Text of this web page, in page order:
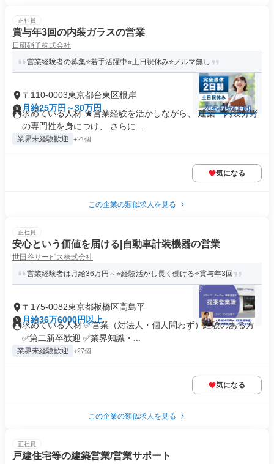
正社員
賞与年3回の内装ガラスの営業
日研硝子株式会社
営業経験者の募集⭐若手活躍中⭐土日祝休み⭐ノルマ無し
〒110-0003東京都台東区根岸
月給25万円～30万円
求めている人材 ★営業経験を活かしながら、 建築・内装分野
の専門性を身につけ、 さらに...
業界未経験歓迎 +21個
気になる
この企業の類似求人を見る
正社員
安心という価値を届ける|自動車計装機器の営業
世田谷サービス株式会社
営業経験者は月給36万円～⭐経験活かし長く働ける⭐賞与年3回
〒175-0082東京都板橋区高島平
月給36万6000円以上
求めている人材 ✅営業（対法人・個人問わず）経験のある方
✅第二新卒歓迎 ✅業界知識・...
業界未経験歓迎 +27個
気になる
この企業の類似求人を見る
正社員
戸建住宅等の建築営業/営業サポート